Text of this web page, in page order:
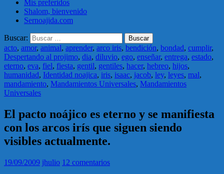
Mis preferidos
Shalom, bienvenido
Sernoajida.com
Buscar:
acto, amor, animal, aprender, arco iris, bendición, bondad, cumplir,
Despertando al projimo, dia, diluvio, ego, enseñar, entrega, estado,
eterno, eva, fiel, fiesta, gentil, gentiles, hacer, hebreo, hijos,
humanidad, Identidad noajica, iris, isaac, jacob, ley, leyes, mal,
mandamiento, Mandamientos Universales, Mandamientos
Universales
El pacto noájico es eterno y se manifiesta
con los arcos irís que siguen siendo
visibles actualmente.
19/09/2009 jhulio 12 comentarios